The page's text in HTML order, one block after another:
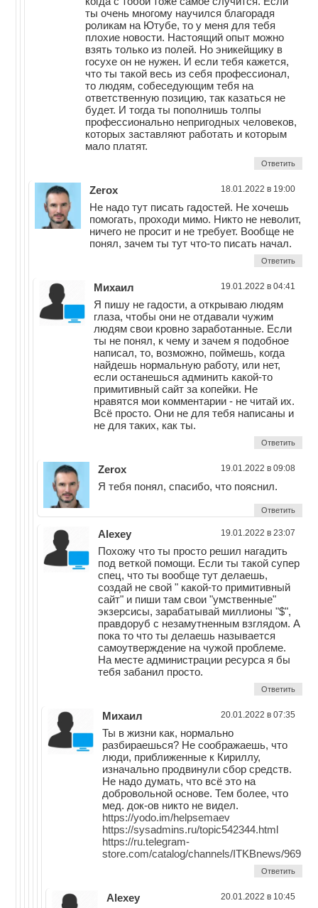
ты очень многому научился благорадя
роликам на Ютубе, то у меня для тебя
плохие новости. Настоящий опыт можно
взять только из полей. Но эникейщику в
госухе он не нужен. И если тебя кажется,
что ты такой весь из себя профессионал,
то людям, собеседующим тебя на
ответственную позицию, так казаться не
будет. И тогда ты пополнишь толпы
профессионально непригодных человеков,
которых заставляют работать и которым
мало платят.
Ответить
Zerox 18.01.2022 в 19:00
Не надо тут писать гадостей. Не хочешь
помогать, проходи мимо. Никто не неволит,
ничего не просит и не требует. Вообще не
понял, зачем ты тут что-то писать начал.
Ответить
Михаил 19.01.2022 в 04:41
Я пишу не гадости, а открываю людям
глаза, чтобы они не отдавали чужим
людям свои кровно заработанные. Если
ты не понял, к чему и зачем я подобное
написал, то, возможно, поймешь, когда
найдешь нормальную работу, или нет,
если останешься админить какой-то
примитивный сайт за копейки. Не
нравятся мои комментарии - не читай их.
Всё просто. Они не для тебя написаны и
не для таких, как ты.
Ответить
Zerox 19.01.2022 в 09:08
Я тебя понял, спасибо, что пояснил.
Ответить
Alexey 19.01.2022 в 23:07
Похожу что ты просто решил нагадить
под веткой помощи. Если ты такой супер
спец, что ты вообще тут делаешь,
создай не свой " какой-то примитивный
сайт" и пиши там свои "умственные"
экзерсисы, зарабатывай миллионы "$",
правдоруб с незамутненным взглядом. А
пока то что ты делаешь называется
самоутверждение на чужой проблеме.
На месте администрации ресурса я бы
тебя забанил просто.
Ответить
Михаил 20.01.2022 в 07:35
Ты в жизни как, нормально
разбираешься? Не соображаешь, что
люди, приближенные к Кириллу,
изначально продвинули сбор средств.
Не надо думать, что всё это на
добровольной основе. Тем более, что
мед. док-ов никто не видел.
https://yodo.im/helpsemaev
https://sysadmins.ru/topic542344.html
https://ru.telegram-
store.com/catalog/channels/ITKBnews/969
Ответить
Alexey 20.01.2022 в 10:45